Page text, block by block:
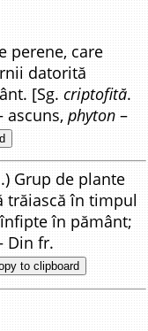
perene, care
datorită
[Sg.criptofită.
ascuns,phyton –
Grup de plante
trăiască în timpul
în pământ;
Din fr.
to clipboard